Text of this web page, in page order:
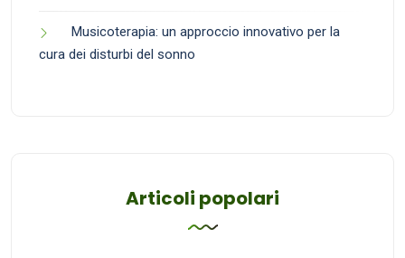
Musicoterapia: un approccio innovativo per la
cura dei disturbi del sonno
Articoli popolari